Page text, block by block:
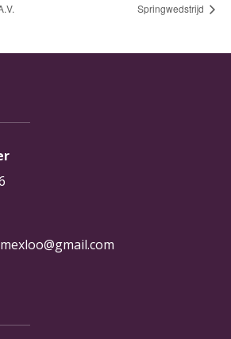
Springwedstrijd